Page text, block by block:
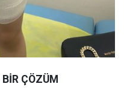
ÇÖZÜM